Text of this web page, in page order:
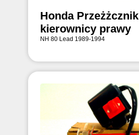
Honda Przeżżcznik
kierownicy prawy
NH 80 Lead 1989-1994